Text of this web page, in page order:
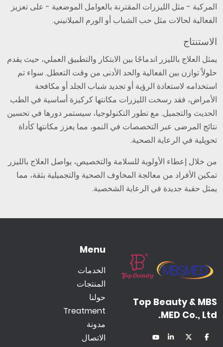
المركبة - مثل الليزرات المقترنة بالعوامل الموضعية - على تعزيز
الفعالية لحالات مثل حب الشباب أو الورم الميلانيني.
الاستنتاج
يمثل العلاج بالليزر اندماجًا بين الابتكار والتطبيق العملي، حيث يقدم
حلولاً توازن بين الفعالية والحد الأدنى من وقت التعطل. سواء تم
استخدامه لاستعادة الرؤية أو تجديد شباب الجلد أو مكافحة
الأمراض، فقد رسخت الليزرات مكانتها كركيزة أساسية في الطب
الحديث والتجميل. مع تطور التكنولوجيا، سيستمر دورها في تحسين
نتائج المرضى عبر التخصصات في النمو، مما يعزز مكانتها كأداة
تحويلية في الرعاية الصحية.
من خلال إعطاء الأولوية للسلامة والتخصيص، يواصل العلاج بالليزر
تمكين الأفراد من معالجة المخاوف الصحية والتجميلية بثقة، مما
يمثل حقبة جديدة في الرعاية الشخصية.
Top Beauty & MBS
MED Co., Ltd.
Menu
الخدمات
المنتجات
حولنا
Treatment
مدونة
الاتصال